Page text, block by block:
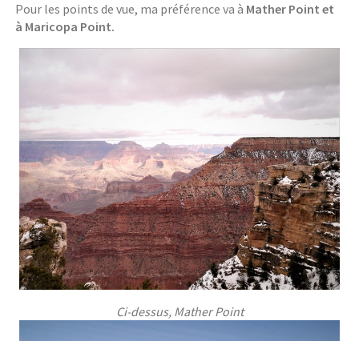
Pour les points de vue, ma préférence va à Mather Point et
à Maricopa Point.
Ci-dessus, Mather Point